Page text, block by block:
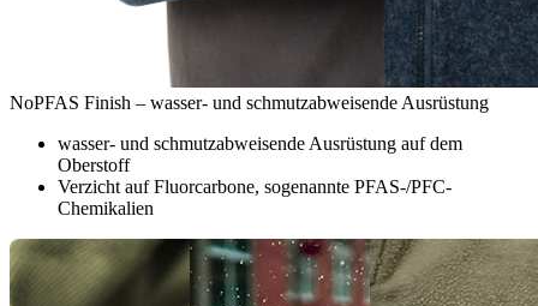
NoPFAS Finish – wasser- und schmutzabweisende Ausrüstung
wasser- und schmutzabweisende Ausrüstung auf dem
Oberstoff
Verzicht auf Fluorcarbone, sogenannte PFAS-/PFC-
Chemikalien